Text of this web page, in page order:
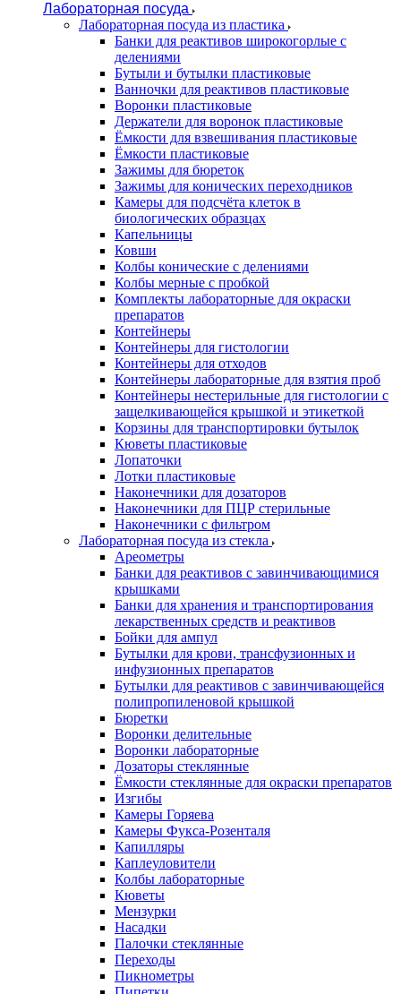
Лабораторная посуда
Лабораторная посуда из пластика
Банки для реактивов широкогорлые с
делениями
Бутыли и бутылки пластиковые
Ванночки для реактивов пластиковые
Воронки пластиковые
Держатели для воронок пластиковые
Ёмкости для взвешивания пластиковые
Ёмкости пластиковые
Зажимы для бюреток
Зажимы для конических переходников
Камеры для подсчёта клеток в
биологических образцах
Капельницы
Ковши
Колбы конические с делениями
Колбы мерные с пробкой
Комплекты лабораторные для окраски
препаратов
Контейнеры
Контейнеры для гистологии
Контейнеры для отходов
Контейнеры лабораторные для взятия проб
Контейнеры нестерильные для гистологии с
защелкивающейся крышкой и этикеткой
Корзины для транспортировки бутылок
Кюветы пластиковые
Лопаточки
Лотки пластиковые
Наконечники для дозаторов
Наконечники для ПЦР стерильные
Наконечники с фильтром
Лабораторная посуда из стекла
Ареометры
Банки для реактивов с завинчивающимися
крышками
Банки для хранения и транспортирования
лекарственных средств и реактивов
Бойки для ампул
Бутылки для крови, трансфузионных и
инфузионных препаратов
Бутылки для реактивов с завинчивающейся
полипропиленовой крышкой
Бюретки
Воронки делительные
Воронки лабораторные
Дозаторы стеклянные
Ёмкости стеклянные для окраски препаратов
Изгибы
Камеры Горяева
Камеры Фукса-Розенталя
Капилляры
Каплеуловители
Колбы лабораторные
Кюветы
Мензурки
Насадки
Палочки стеклянные
Переходы
Пикнометры